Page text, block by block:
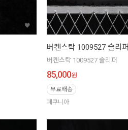
버켄스탁 1009527 슬리퍼
버켄스탁 1009527 슬리퍼
85,000원
무료배송
페쿠니아